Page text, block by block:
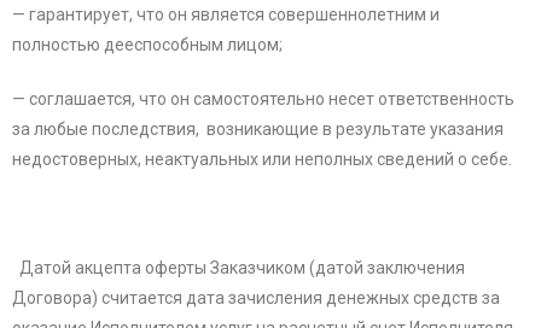
— гарантирует, что он является совершеннолетним и
полностью дееспособным лицом;
— соглашается, что он самостоятельно несет ответственность
за любые последствия, возникающие в результате указания
недостоверных, неактуальных или неполных сведений о себе.
Датой акцепта оферты Заказчиком (датой заключения
Договора) считается дата зачисления денежных средств за